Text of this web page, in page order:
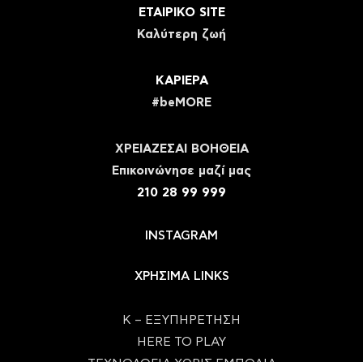
ΕΤΑΙΡΙΚΟ SITE
Καλύτερη ζωή
ΚΑΡΙΕΡΑ
#beMORE
ΧΡΕΙΑΖΕΣΑΙ ΒΟΗΘΕΙΑ
Eπικοινώνησε μαζί μας
210 28 99 999
INSTAGRAM
ΧΡΗΣΙΜΑ LINKS
Κ – ΕΞΥΠΗΡΕΤΗΣΗ
HERE TO PLAY